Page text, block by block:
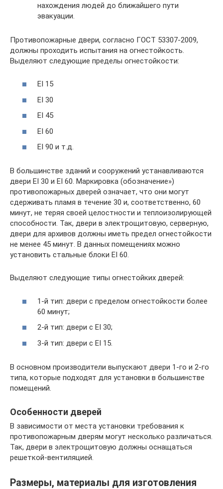
нахождения людей до ближайшего пути
эвакуации.
Противопожарные двери, согласно ГОСТ 53307-2009,
должны проходить испытания на огнестойкость.
Выделяют следующие пределы огнестойкости:
EI 15
EI 30
EI 45
EI 60
EI 90 и т.д.
В большинстве зданий и сооружений устанавливаются
двери EI 30 и EI 60. Маркировка (обозначение»)
противопожарных дверей означает, что они могут
сдерживать пламя в течение 30 и, соответственно, 60
минут, не теряя своей целостности и теплоизолирующей
способности. Так, двери в электрощитовую, серверную,
двери для архивов должны иметь предел огнестойкости
не менее 45 минут. В данных помещениях можно
установить стальные блоки EI 60.
Выделяют следующие типы огнестойких дверей:
1-й тип: двери с пределом огнестойкости более
60 минут;
2-й тип: двери с EI 30;
3-й тип: двери с EI 15.
В основном производители выпускают двери 1-го и 2-го
типа, которые подходят для установки в большинстве
помещений.
Особенности дверей
В зависимости от места установки требования к
противопожарным дверям могут несколько различаться.
Так, двери в электрощитовую должны оснащаться
решеткой-вентиляцией.
Размеры, материалы для изготовления